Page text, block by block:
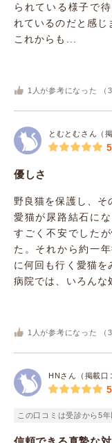
られている様子で
れているのだと感じ
これからも...
1 人が参考になった （ 3
とむとむさん（
優しさ
野良猫を保護し、そ
愛猫が尿路結石に
すごく不安でした
た。それから約一
に何回も行く愛猫を
病院では、いろんな
1 人が参考になった （ 3
HNさん（掲載口
この口コミは受診から5